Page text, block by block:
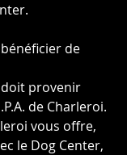
de
provenir
de Charleroi.
vous offre,
le Dog Center,